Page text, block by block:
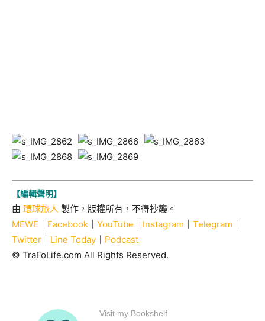
【編輯聲明】
由 環球旅人 製作，版權所有，不得抄襲。
MEWE
Facebook YouTube Instagram Telegram
Twitter
Line Today
Podcast
© TraFoLife.com All Rights Reserved.